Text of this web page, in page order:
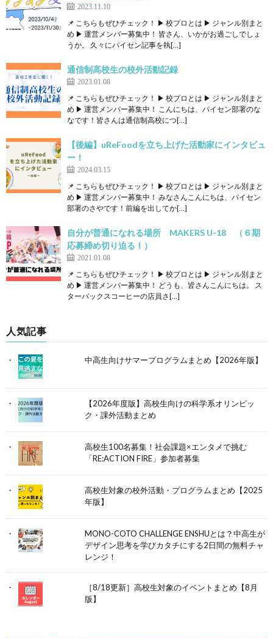
2023.11.10
📌 こちらもぜひチェック！ ▶ 校プロとは ▶ ジャンル別まと
め ▶ 運営メンバー募集中！ 皆さん、いかがお過ごしでしょ
うか。 久々にパイセン記事を執[…]
通信制高校生の校外活動記録
2023.01.08
📌 こちらもぜひチェック！ ▶ 校プロとは ▶ ジャンル別まと
め ▶ 運営メンバー募集中！ こんにちは、パイセン部署のな
なです！皆さんは通信制高校につ[…]
【後編】uReFoodを立ち上げた活動家にインタビュ
ー！
2024.03.15
📌 こちらもぜひチェック！ ▶ 校プロとは ▶ ジャンル別まと
め ▶ 運営メンバー募集中！ みなさんこんにちは、パイセン
部署のさやです！前編を出してか[…]
自分が普通になれる場所 MAKERS U-18 （６期
応募締め切り迫る！）
2021.01.08
📌 こちらもぜひチェック！ ▶ 校プロとは ▶ ジャンル別まと
め ▶ 運営メンバー募集中！ どうも、皆さんこんにちは。 ス
ターバックスコーヒーの店員さ[…]
人気記事
中高生向けサマープログラムまとめ【2026年版】
【2026年度版】高校生向けの科学系オリンピッ
ク・課外活動まとめ
高校生100名募集！社会課題×エンタメで挑む
「RE:ACTION FIRE」参加者募集
高校生対象の校外活動・プログラムまとめ【2025
年版】
MONO-COTO CHALLENGE ENSHUとは？中高生が
デザイン思考を学びカタチにする2日間の無料チャ
レンジ！
［8/18更新］高校生対象のイベントまとめ【8月
版】